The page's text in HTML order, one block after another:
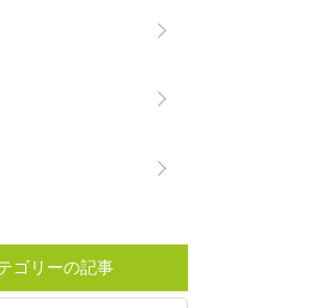
ゴリーの記事